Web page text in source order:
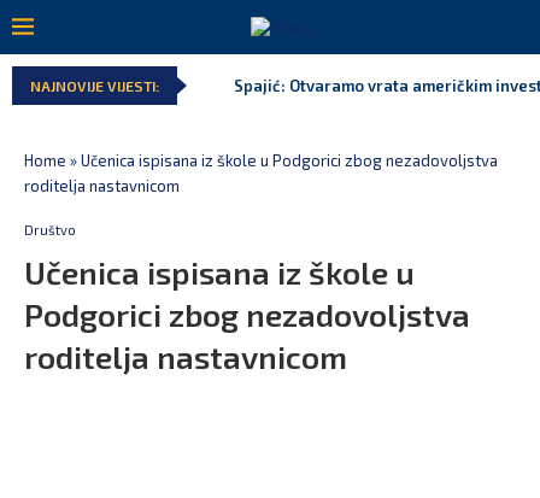
NAJNOVIJE VIJESTI: Spajić: Otvaramo vrata američkim
Home »Učenica ispisana iz škole u Podgorici zbog nezadovoljstva
roditelja nastavnicom
Društvo
Učenica ispisana iz škole u
Podgorici zbog nezadovoljstva
roditelja nastavnicom